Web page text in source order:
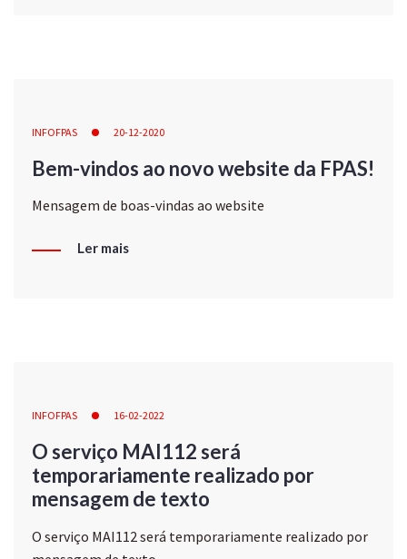
INFOFPAS 20-12-2020
Bem-vindos ao novo website da FPAS!
Mensagem de boas-vindas ao website
Ler mais
INFOFPAS 16-02-2022
O serviço MAI112 será
temporariamente realizado por
mensagem de texto
O serviço MAI112 será temporariamente realizado por